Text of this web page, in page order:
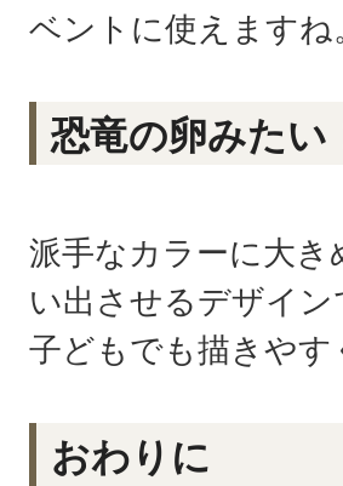
ベントに使えますね
恐竜の卵みたい
派手なカラーに大き
い出させるデザイン
子どもでも描きや
おわりに